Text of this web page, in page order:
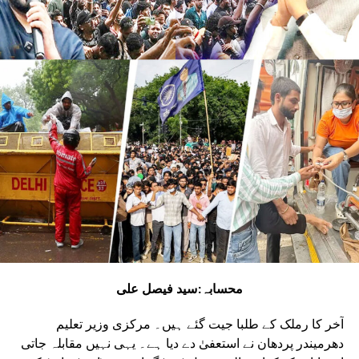
ایران کی میزائیلوں کا مقابلہ نہیں کرسکتی۔
آبنائے ہرمز کی ناکہ بندی سے ایران کو دبایا
نہیں جاسکتا۔ اس کی میزائیلیں اسرائیل کو تباہ
وبرباد کردیں گی۔ مبصرین کا یہ بھی کہنا ہے کہ
ٹرمپ نے یہ جنگ بندی صرف اسرائیل کی بقا کے لئے
کی ہے۔
ایران امریکہ ڈیل کے بعد مشرق وسطیٰ میں نئی صبح
کا آغاز ہوچکا ہے دنیا سکون کی سانس لے رہی ہے۔
مگر اس جنگ نے دنیا کے آگے دنیا کے سپر پاور کی
قلعی کھول دی ہے۔ ایران اور اسرائیل بمباری سے
چور ایران کی جرأت کو سلام۔ کہ جس طرح اس نے ٹرمپ
اور نتن یاہو کو میزائلوں سے جواب دیا ، کہ ٹرمپ
کو اعتراف کرنا کہ اسرائیل امریکہ مل کر بھی
ایران کا مقابلہ نہیں کرسکتے۔ انھوں نے یوروپین
ممالک سے بھی مدد کی گہار لگائی۔ ناٹو ملکوں سے
کو دیکھتے ہوئے کسی نے ٹرمپ کا ساتھ نہیں دیا۔ اس
جنگ میں صرف امریکہ کا نقصان ہورہا تھا جس سے
محسابہ:سید فیصل علی
آخر کا رملک کے طلبا جیت گئے ہیں۔ مرکزی وزیر تعلیم
دھرمیندر پردھان نے استعفیٰ دے دیا ہے۔ یہی نہیں مقابلہ جاتی